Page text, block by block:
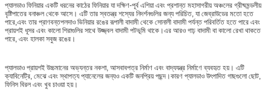
প্যালডাও ফিনিয়ার একটি ধরনের কাঠের ফিনিয়ার যা দক্ষিণ-পূর্ব এশিয়া এবং প্রশান্ত মহাসাগরীয় অঞ্চলের গ্রীষ্মমন্ডলীয়
বৃষ্টিপাতের বনাঞ্চল থেকে আসে। এটি তার স্বতন্ত্র শস্যের নিদর্শনগুলির জন্য পরিচিত, যা জেব্রাউডের মতো হতে
পারে,এবং তার প্রাণবন্তপলদাও ভিনিয়ার রঙের রূপালী বাদামী থেকে সোনালী বাদামী পর্যন্ত পরিবর্তিত হতে পারে এবং
প্রায়শই ধূসর এবং কালো শিরাগুলির সাথে উজ্জ্বল বাদামী পটভূমি থাকে।এর আরও গাঢ় বাদামী বা কালো রেখা থাকতে
পারে, এবং হালকা সবুজ রঙের।
প্যালডাও প্রায়শই উচ্চমানের অভ্যন্তর নকশা, আসবাবপত্র নির্মাণ এবং বাদ্যযন্ত্র নির্মাণে ব্যবহৃত হয়। এটি
ক্যাবিনেট্রি, মেঝে এবং স্থাপত্য প্যানেলের জন্যও একটি জনপ্রিয় পছন্দ।কারণ প্যালডাও উৎপাদিত গাছগুলো ছোট,
ফিনিস বিরল এবং খুব চাওয়া হয়।